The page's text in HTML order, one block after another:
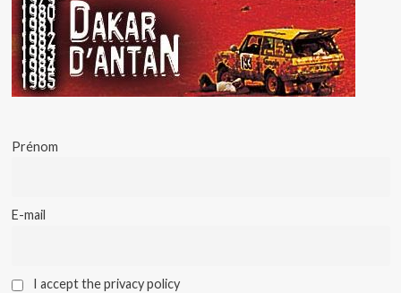
Prénom
E-mail
I accept the privacy policy